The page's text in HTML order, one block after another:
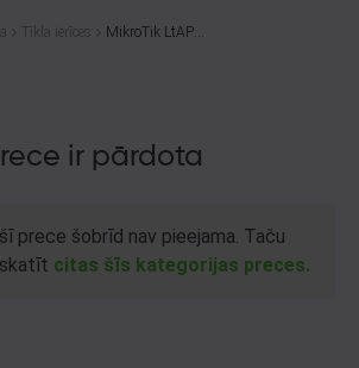
Tīkla ierīces
MikroTik LtAPmi
ir pārdota
prece šobrīd nav pieejama. Taču
citas šīs kategorijas preces.